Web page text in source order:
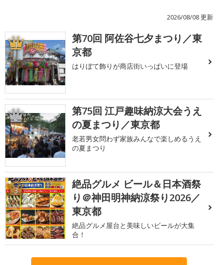
2026/08/08 更新
1
第70回 阿佐谷七夕まつり／東
京都
はりぼて飾りが商店街いっぱいに登場
2
第75回 江戸趣味納涼大会うえ
の夏まつり／東京都
老若男女問わず家族みんなで楽しめるうえ
の夏まつり
3
絶品グルメ ビール＆日本酒祭
り＠神田明神納涼祭り2026／
東京都
絶品グルメ屋台と美味しいビールが大集
合！